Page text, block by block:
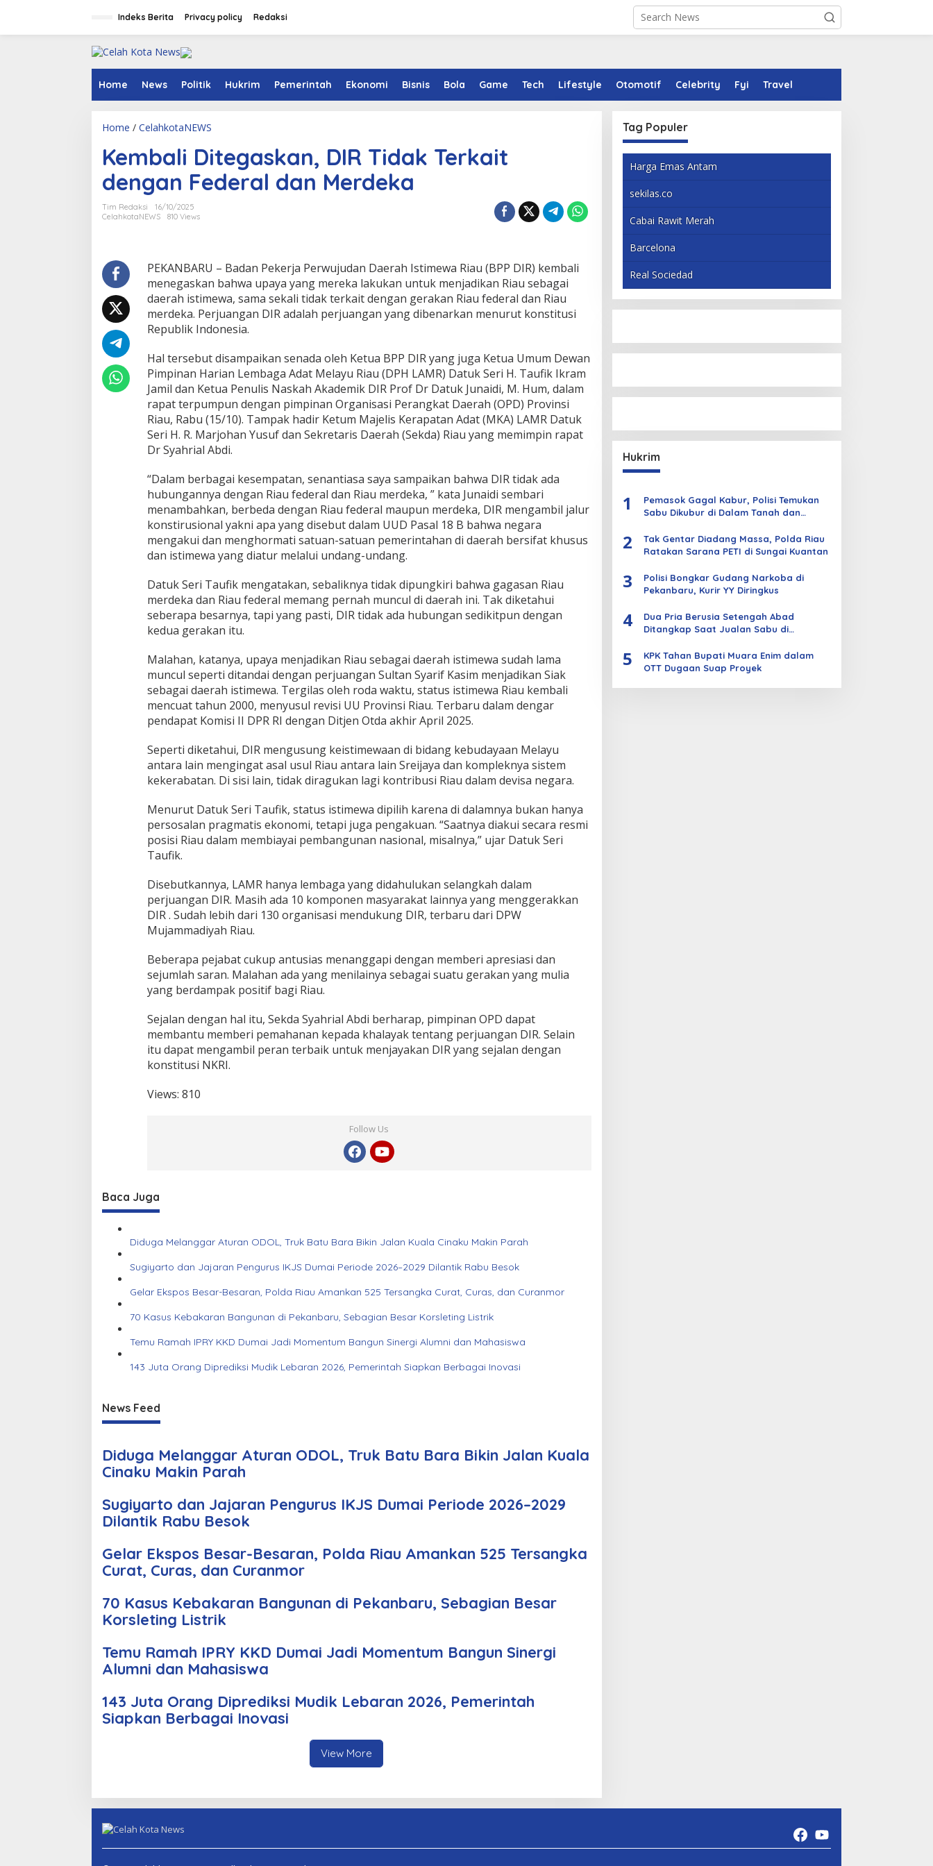
Indeks Berita Privacy policy Redaksi
Home News Politik Hukrim Pemerintah Ekonomi Bisnis Bola Game Tech Lifestyle Otomotif Celebrity Fyi Travel
Home / CelahkotaNEWS
m
b
a
l
s
k
a
n
I
R
T
i
d
a
k
T
r
k
a
i
t
d
e
a
n
F
e
r
a
l
d
n
e
r
d
a
Kembali Ditegaskan, DIR Tidak Terkait
dengan Federal dan Merdeka
Tim Redaksi
16/10/2025
CelahkotaNEWS
810 Views
PEKANBARU – Badan Pekerja Perwujudan Daerah Istimewa Riau (BPP DIR) kembali
menegaskan bahwa upaya yang mereka lakukan untuk menjadikan Riau sebagai
daerah istimewa, sama sekali tidak terkait dengan gerakan Riau federal dan Riau
merdeka. Perjuangan DIR adalah perjuangan yang dibenarkan menurut konstitusi
Republik Indonesia.
Hal tersebut disampaikan senada oleh Ketua BPP DIR yang juga Ketua Umum Dewan
Pimpinan Harian Lembaga Adat Melayu Riau (DPH LAMR) Datuk Seri H. Taufik Ikram
Jamil dan Ketua Penulis Naskah Akademik DIR Prof Dr Datuk Junaidi, M. Hum, dalam
rapat terpumpun dengan pimpinan Organisasi Perangkat Daerah (OPD) Provinsi
Riau, Rabu (15/10). Tampak hadir Ketum Majelis Kerapatan Adat (MKA) LAMR Datuk
Seri H. R. Marjohan Yusuf dan Sekretaris Daerah (Sekda) Riau yang memimpin rapat
Dr Syahrial Abdi.
“Dalam berbagai kesempatan, senantiasa saya sampaikan bahwa DIR tidak ada
hubungannya dengan Riau federal dan Riau merdeka, ” kata Junaidi sembari
menambahkan, berbeda dengan Riau federal maupun merdeka, DIR mengambil jalur
konstirusional yakni apa yang disebut dalam UUD Pasal 18 B bahwa negara
mengakui dan menghormati satuan-satuan pemerintahan di daerah bersifat khusus
dan istimewa yang diatur melalui undang-undang.
Datuk Seri Taufik mengatakan, sebaliknya tidak dipungkiri bahwa gagasan Riau
merdeka dan Riau federal memang pernah muncul di daerah ini. Tak diketahui
seberapa besarnya, tapi yang pasti, DIR tidak ada hubungan sedikitpun dengan
kedua gerakan itu.
Malahan, katanya, upaya menjadikan Riau sebagai daerah istimewa sudah lama
muncul seperti ditandai dengan perjuangan Sultan Syarif Kasim menjadikan Siak
sebagai daerah istimewa. Tergilas oleh roda waktu, status istimewa Riau kembali
mencuat tahun 2000, menyusul revisi UU Provinsi Riau. Terbaru dalam dengar
pendapat Komisi II DPR RI dengan Ditjen Otda akhir April 2025.
Seperti diketahui, DIR mengusung keistimewaan di bidang kebudayaan Melayu
antara lain mengingat asal usul Riau antara lain Sreijaya dan kompleknya sistem
kekerabatan. Di sisi lain, tidak diragukan lagi kontribusi Riau dalam devisa negara.
Menurut Datuk Seri Taufik, status istimewa dipilih karena di dalamnya bukan hanya
persosalan pragmatis ekonomi, tetapi juga pengakuan. “Saatnya diakui secara resmi
posisi Riau dalam membiayai pembangunan nasional, misalnya,” ujar Datuk Seri
Taufik.
Disebutkannya, LAMR hanya lembaga yang didahulukan selangkah dalam
perjuangan DIR. Masih ada 10 komponen masyarakat lainnya yang menggerakkan
DIR . Sudah lebih dari 130 organisasi mendukung DIR, terbaru dari DPW
Mujammadiyah Riau.
Beberapa pejabat cukup antusias menanggapi dengan memberi apresiasi dan
sejumlah saran. Malahan ada yang menilainya sebagai suatu gerakan yang mulia
yang berdampak positif bagi Riau.
Sejalan dengan hal itu, Sekda Syahrial Abdi berharap, pimpinan OPD dapat
membantu memberi pemahanan kepada khalayak tentang perjuangan DIR. Selain
itu dapat mengambil peran terbaik untuk menjayakan DIR yang sejalan dengan
konstitusi NKRI.
Views: 810
Follow Us
Baca Juga
Diduga Melanggar Aturan ODOL, Truk Batu Bara Bikin Jalan Kuala Cinaku Makin Parah
Sugiyarto dan Jajaran Pengurus IKJS Dumai Periode 2026–2029 Dilantik Rabu Besok
Gelar Ekspos Besar-Besaran, Polda Riau Amankan 525 Tersangka Curat, Curas, dan Curanmor
70 Kasus Kebakaran Bangunan di Pekanbaru, Sebagian Besar Korsleting Listrik
Temu Ramah IPRY KKD Dumai Jadi Momentum Bangun Sinergi Alumni dan Mahasiswa
143 Juta Orang Diprediksi Mudik Lebaran 2026, Pemerintah Siapkan Berbagai Inovasi
News Feed
Diduga Melanggar Aturan ODOL, Truk Batu Bara Bikin Jalan Kuala
Cinaku Makin Parah
Sugiyarto dan Jajaran Pengurus IKJS Dumai Periode 2026–2029
Dilantik Rabu Besok
Gelar Ekspos Besar-Besaran, Polda Riau Amankan 525 Tersangka
Curat, Curas, dan Curanmor
70 Kasus Kebakaran Bangunan di Pekanbaru, Sebagian Besar
Korsleting Listrik
Temu Ramah IPRY KKD Dumai Jadi Momentum Bangun Sinergi
Alumni dan Mahasiswa
143 Juta Orang Diprediksi Mudik Lebaran 2026, Pemerintah
Siapkan Berbagai Inovasi
View More
Tag Populer
Harga Emas Antam
sekilas.co
Cabai Rawit Merah
Barcelona
Real Sociedad
Hukrim
1
Pemasok Gagal Kabur, Polisi Temukan
Sabu Dikubur di Dalam Tanah dan
2
Tak Gentar Diadang Massa, Polda Riau
Ratakan Sarana PETI di Sungai Kuantan
3
Polisi Bongkar Gudang Narkoba di
Pekanbaru, Kurir YY Diringkus
4
Dua Pria Berusia Setengah Abad
Ditangkap Saat Jualan Sabu di
5
KPK Tahan Bupati Muara Enim dalam
OTT Dugaan Suap Proyek